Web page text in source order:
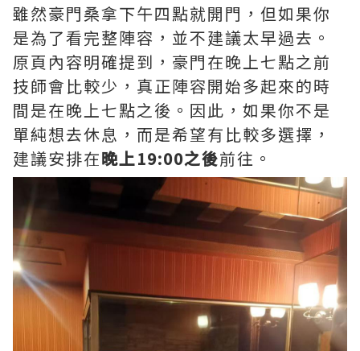
雖然豪門桑拿下午四點就開門，但如果你
是為了看完整陣容，並不建議太早過去。
原頁內容明確提到，豪門在晚上七點之前
技師會比較少，真正陣容開始多起來的時
間是在晚上七點之後。因此，如果你不是
單純想去休息，而是希望有比較多選擇，
建議安排在晚上19:00之後前往。